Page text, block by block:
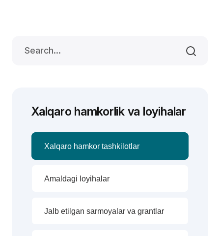
Xalqaro hamkorlik va loyihalar
Xalqaro hamkor tashkilotlar
Amaldagi loyihalar
Jalb etilgan sarmoyalar va grantlar